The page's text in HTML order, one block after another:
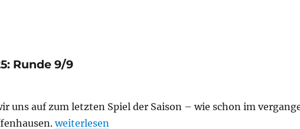
Runde 9/9
uns auf zum letzten Spiel der Saison – wie schon im
„Kreisklasse Stuttgart-Mitte 2024/25: Runde 9/9“
weiterlesen